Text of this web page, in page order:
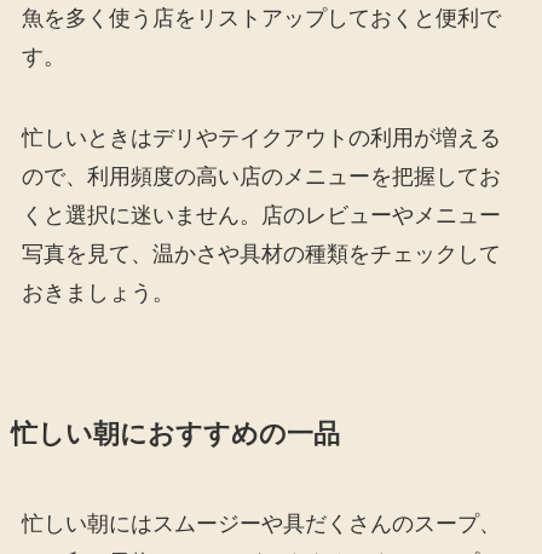
魚を多く使う店をリストアップしておくと便利で
す。
忙しいときはデリやテイクアウトの利用が増える
ので、利用頻度の高い店のメニューを把握してお
くと選択に迷いません。店のレビューやメニュー
写真を見て、温かさや具材の種類をチェックして
おきましょう。
忙しい朝におすすめの一品
忙しい朝にはスムージーや具だくさんのスープ、